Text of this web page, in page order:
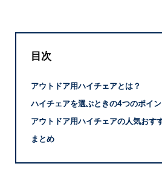
目次
アウトドア用ハイチェアとは？
ハイチェアを選ぶときの4つのポイン
アウトドア用ハイチェアの人気おす
まとめ